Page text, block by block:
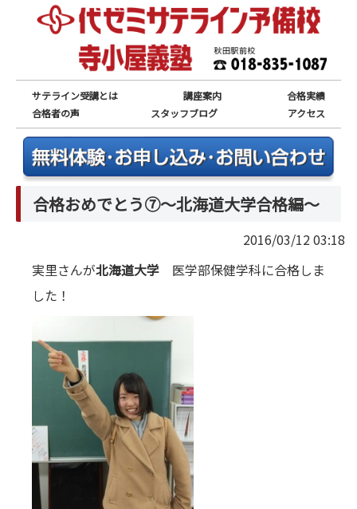
サテライン受講とは 講座案内
合格実績
合格者の声
スタッフブログ アクセス
合格おめでとう⑦～北海道大学合格編～
2016/03/12 03:18
実里さんが北海道大学 医学部保健学科に合格しま
した！